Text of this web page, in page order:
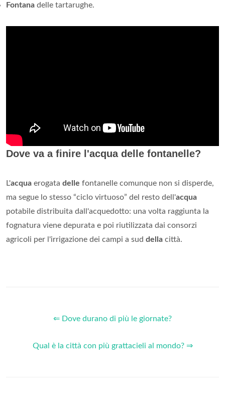
Fontana delle tartarughe.
Dove va a finire l'acqua delle fontanelle?
L'acqua erogata delle fontanelle comunque non si disperde,
ma segue lo stesso “ciclo virtuoso” del resto dell'acqua
potabile distribuita dall'acquedotto: una volta raggiunta la
fognatura viene depurata e poi riutilizzata dai consorzi
agricoli per l'irrigazione dei campi a sud della città.
⇐ Dove durano di più le giornate?
Qual è la città con più grattacieli al mondo? ⇒